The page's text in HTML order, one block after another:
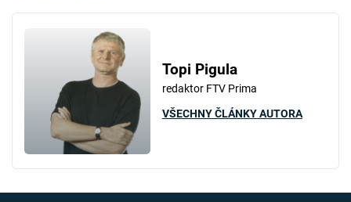
Topi Pigula
redaktor FTV Prima
VŠECHNY ČLÁNKY AUTORA